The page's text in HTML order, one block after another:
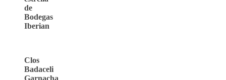
de
Bodegas
Iberian
Clos
Badaceli